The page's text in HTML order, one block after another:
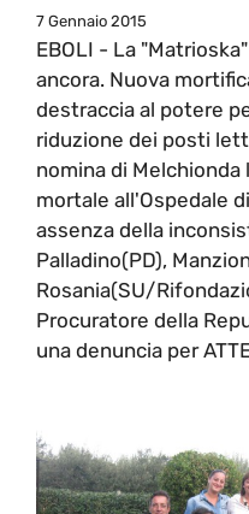
7 Gennaio 2015
EBOLI - La
ancora. Nuova
destraccia al potere
riduzione dei posti
nomina di
mortale all'Ospedale
assenza della
Palladino(PD),
Rosania(SU/
Procuratore della
una denuncia per